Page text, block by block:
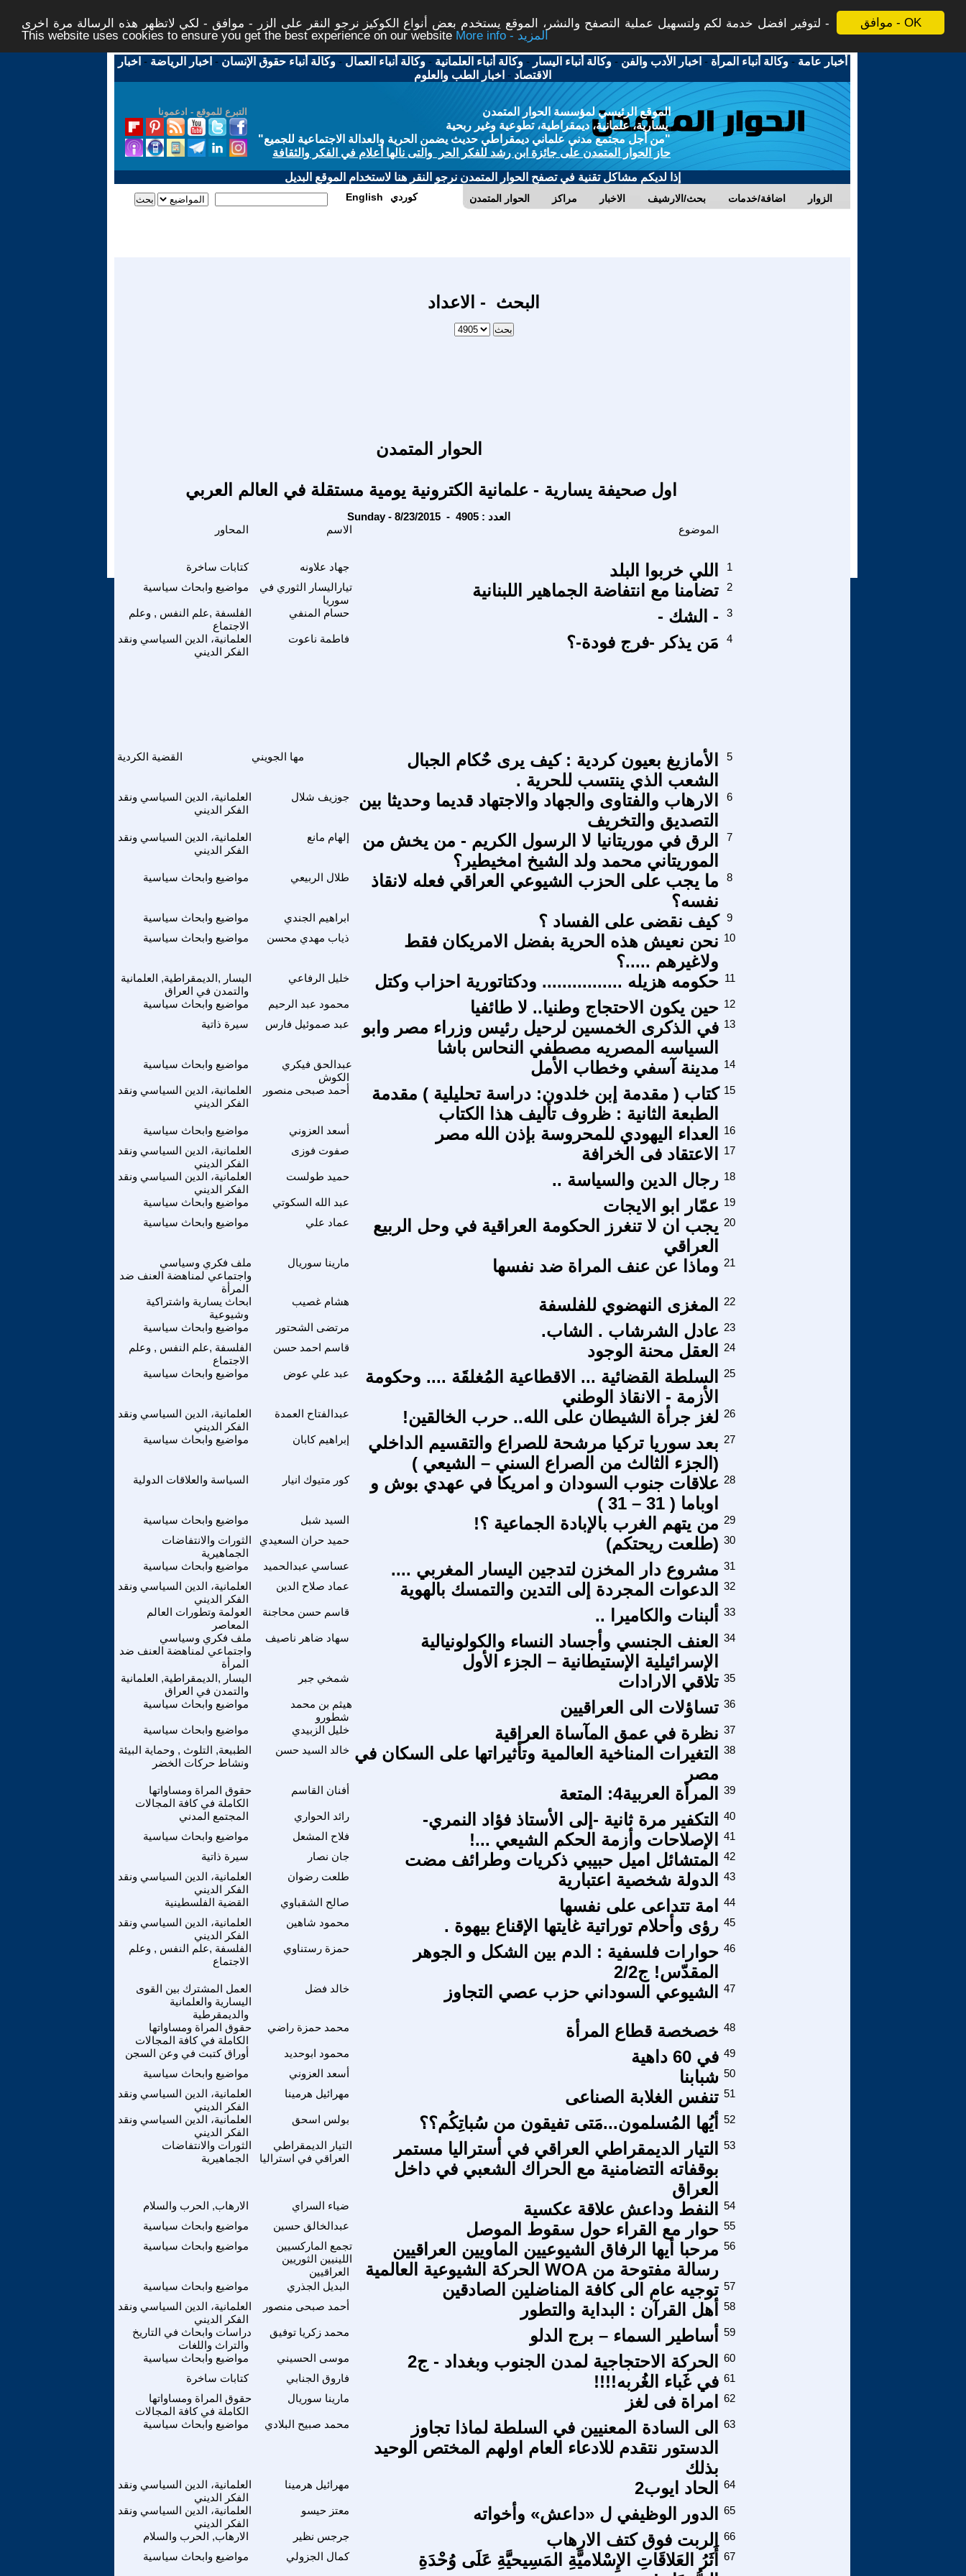
موافق - OK
لتوفير افضل خدمة لكم ولتسهيل عملية التصفح والنشر، الموقع يستخدم بعض أنواع الكوكيز نرجو النقر على الزر - موافق - لكي لاتظهر هذه الرسالة مرة اخرى -
This website uses cookies to ensure you get the best experience on our website
More info - المزيد
أخبار عامة -وكالة أنباء المرأة - اخبار الأدب والفن -وكالة أنباء اليسار -وكالة أنباء العلمانية -وكالة أنباء العمال -وكالة أنباء حقوق الإنسان - اخبار الرياضة - اخبار
الاقتصاد - اخبار الطب والعلوم
التبرع للموقع - ادعمونا
الموقع الرئيسي لمؤسسة الحوار المتمدن
يسارية، علمانية، ديمقراطية، تطوعية وغير ربحية
"من أجل مجتمع مدني علماني ديمقراطي حديث يضمن الحرية والعدالة الاجتماعية للجميع"
حاز الحوار المتمدن على جائزة ابن رشد للفكر الحر والتى نالها أعلام في الفكر والثقافة
إذا لديكم مشاكل تقنية في تصفح الحوار المتمدن نرجو النقر هنا لاستخدام الموقع البديل
الحوار المتمدن مراكز الاخبار بحث/الارشيف اضافة/خدمات الزوار English كوردي
البحث - الاعداد
الحوار المتمدن
اول صحيفة يسارية - علمانية الكترونية يومية مستقلة في العالم العربي
Sunday - 8/23/2015 - العدد : 4905
الاسم الموضوع
كتابات ساخرة جهاد علاونه اللي خربوا البلد
1
مواضيع وابحاث سياسية
تياراليسار الثوري في
سوريا
تضامنا مع انتفاضة الجماهير اللبنانية 2
الفلسفة ,علم النفس , وعلم
الاجتماع
حسام المنفي - الشك - 3
العلمانية، الدين السياسي ونقد
الفكر الديني
فاطمة ناعوت مَن يذكر -فرج فودة-؟ 4
القضية الكردية مها الجويني
الأمازيغ بعيون كردية : كيف يرى حٌكام الجبال
الشعب الذي ينتسب للحرية .
5
العلمانية، الدين السياسي ونقد
الفكر الديني
جوزيف شلال
الارهاب والفتاوى والجهاد والاجتهاد قديما وحديثا بين
التصديق والتخريف
6
العلمانية، الدين السياسي ونقد
الفكر الديني
إلهام مانع
الرق في موريتانيا لا الرسول الكريم - من يخش من
الموريتاني محمد ولد الشيخ امخيطير؟
7
مواضيع وابحاث سياسية طلال الربيعي
ما يجب على الحزب الشيوعي العراقي فعله لانقاذ
نفسه؟
8
مواضيع وابحاث سياسية ابراهيم الجندي كيف نقضى على الفساد ؟
9
مواضيع وابحاث سياسية
ذياب مهدي محسن
نحن نعيش هذه الحرية بفضل الامريكان فقط
ولاغيرهم .....؟
10
اليسار ,الديمقراطية, العلمانية
والتمدن في العراق
خليل الرفاعي حكومه هزيله ................ ودكتاتورية احزاب وكتل 11
مواضيع وابحاث سياسية محمود عبد الرحيم حين يكون الاحتجاج وطنيا.. لا طائفيا 12
سيرة ذاتية
عبد صموئيل فارس
في الذكرى الخمسين لرحيل رئيس وزراء مصر وابو
السياسه المصريه مصطفي النحاس باشا
13
مواضيع وابحاث سياسية
عبدالحق فيكري
الكوش
مدينة آسفي وخطاب الأمل 14
العلمانية، الدين السياسي ونقد
الفكر الديني
أحمد صبحى منصور
كتاب ( مقدمة إبن خلدون: دراسة تحليلية ) مقدمة
الطبعة الثانية : ظروف تأليف هذا الكتاب
15
مواضيع وابحاث سياسية أسعد العزوني العداء اليهودي للمحروسة بإذن الله مصر
16
العلمانية، الدين السياسي ونقد
الفكر الديني
صفوت فوزى الاعتقاد فى الخرافة 17
العلمانية، الدين السياسي ونقد
الفكر الديني
حميد طولست رجال الدين والسياسة .. 18
مواضيع وابحاث سياسية عبد الله السكوتي عمّار ابو الايجات 19
مواضيع وابحاث سياسية
عماد علي
يجب ان لا تنغرز الحكومة العراقية في وحل الربيع
العراقي
20
ملف فكري وسياسي
واجتماعي لمناهضة العنف ضد
المرأة
مارينا سوريال وماذا عن عنف المراة ضد نفسها 21
ابحاث يسارية واشتراكية
وشيوعية
هشام غصيب المغزى النهضوي للفلسفة 22
مواضيع وابحاث سياسية مرتضى الشحتور عادل الشرشاب . الشاب. 23
الفلسفة ,علم النفس , وعلم
الاجتماع
قاسم احمد حسن العقل محنة الوجود 24
مواضيع وابحاث سياسية عبد علي عوض
السلطة القضائية ... الاقطاعية المُغلقَة .... وحكومة
الأزمة - الانقاذ الوطني
25
العلمانية، الدين السياسي ونقد
الفكر الديني
عبدالفتاح العمدة لغز جرأة الشيطان على الله.. حرب الخالقين! 26
مواضيع وابحاث سياسية إبراهيم كابان
بعد سوريا تركيا مرشحة للصراع والتقسيم الداخلي
(الجزء الثالث من الصراع السني – الشيعي )
27
السياسة والعلاقات الدولية كور متيوك انيار
علاقات جنوب السودان و امريكا في عهدي بوش و
اوباما ( 31 – 31 )
28
مواضيع وابحاث سياسية السيد شبل من يتهم الغرب بالإبادة الجماعية ؟! 29
الثورات والانتفاضات
الجماهيرية
حميد حران السعيدي (طلعت ريحتكم) 30
مواضيع وابحاث سياسية عساسي عبدالحميد مشروع دار المخزن لتدجين اليسار المغربي .... 31
العلمانية، الدين السياسي ونقد
الفكر الديني
عماد صلاح الدين الدعوات المجردة إلى التدين والتمسك بالهوية 32
العولمة وتطورات العالم
المعاصر
قاسم حسن محاجنة ألبنات والكاميرا .. 33
ملف فكري وسياسي
واجتماعي لمناهضة العنف ضد
المرأة
سهاد ضاهر ناصيف
العنف الجنسي وأجساد النساء والكولونيالية
الإسرائيلية الإستيطانية – الجزء الأول
34
اليسار ,الديمقراطية, العلمانية
والتمدن في العراق
شمخي جبر تلاقي الارادات 35
مواضيع وابحاث سياسية
هيثم بن محمد
شطورو
تساؤلات الى العراقيين 36
مواضيع وابحاث سياسية خليل الزبيدي نظرة في عمق المآساة العراقية 37
الطبيعة, التلوث , وحماية البيئة
ونشاط حركات الخضر
خالد السيد حسن التغيرات المناخية العالمية وتأثيراتها على السكان في
مصر
38
حقوق المراة ومساواتها
الكاملة في كافة المجالات
أفنان القاسم المرأة العربية4: المتعة 39
المجتمع المدني رائد الحواري التكفير مرة ثانية -إلى الأستاذ فؤاد النمري-
40
مواضيع وابحاث سياسية
فلاح المشعل الإصلاحات وأزمة الحكم الشيعي ...!
41
سيرة ذاتية
جان نصار المتشائل اميل حبيبي ذكريات وطرائف مضت
42
العلمانية، الدين السياسي ونقد
الفكر الديني
طلعت رضوان الدولة شخصية اعتبارية 43
القضية الفلسطينية صالح الشقباوي امة تتداعى على نفسها
44
العلمانية، الدين السياسي ونقد
الفكر الديني
محمود شاهين رؤى وأحلام توراتية غايتها الإقناع بيهوة . 45
الفلسفة ,علم النفس , وعلم
الاجتماع
حمزة رستناوي
حوارات فلسفية : الدم بين الشكل و الجوهر
المقدّس! ج2/2
46
العمل المشترك بين القوى
اليسارية والعلمانية
والديمقرطية
خالد فضل الشيوعي السوداني حزب عصي التجاوز 47
حقوق المراة ومساواتها
الكاملة في كافة المجالات
محمد حمزة راضي خصخصة قطاع المرأة 48
أوراق كتبت في وعن السجن محمود ابوحديد في 60 داهية 49
مواضيع وابحاث سياسية
أسعد العزوني شبابنا 50
العلمانية، الدين السياسي ونقد
الفكر الديني
مهرائيل هرمينا تنفس الغلابة الصناعى 51
العلمانية، الدين السياسي ونقد
الفكر الديني
بولس اسحق أيُها المُسلمون...مَتى تفيقون من سُباتِكُم؟؟ 52
الثورات والانتفاضات
الجماهيرية
التيار الديمقراطي
العراقي في استراليا
التيار الديمقراطي العراقي في أستراليا مستمر
بوقفاته التضامنية مع الحراك الشعبي في داخل
العراق
53
الارهاب, الحرب والسلام ضياء السراي النفط وداعش علاقة عكسية
54
مواضيع وابحاث سياسية
عبدالخالق حسين حوار مع القراء حول سقوط الموصل 55
مواضيع وابحاث سياسية
تجمع الماركسيين
اللينيين الثوريين
العراقيين
مرحبا أيها الرفاق الشيوعيين الماويين العراقيين
رسالة مفتوحة من WOA الحركة الشيوعية العالمية
56
مواضيع وابحاث سياسية البديل الجذري توجيه عام الى كافة المناضلين الصادقين 57
العلمانية، الدين السياسي ونقد
الفكر الديني
أحمد صبحى منصور أهل القرآن : البداية والتطور 58
دراسات وابحاث في التاريخ
والتراث واللغات
محمد زكريا توفيق أساطير السماء – برج الدلو 59
مواضيع وابحاث سياسية موسى الحسيني الحركة الاحتجاجية لمدن الجنوب وبغداد - ج2
60
كتابات ساخرة
فاروق الجنابي في غَباء الغُربه!!!! 61
حقوق المراة ومساواتها
الكاملة في كافة المجالات
مارينا سوريال امراة فى لغز 62
مواضيع وابحاث سياسية محمد صبيح البلادي
الى السادة المعنيين في السلطة لماذا تجاوز
الدستور نتقدم للادعاء العام اولهم المختص الوحيد
بذلك
63
العلمانية، الدين السياسي ونقد
الفكر الديني
مهرائيل هرمينا الحاد ايوب2 64
العلمانية، الدين السياسي ونقد
الفكر الديني
معتز حيسو الدور الوظيفي ل «داعش» وأخواته 65
الارهاب, الحرب والسلام جرجس نظير الربت فوق كتف الارهاب
66
مواضيع وابحاث سياسية
كمال الجزولي
أَثَرُ العَلاقَاتِ الإِسْلاميَّةِ المَسِيحيََّةِ عَلَى وُحْدَةِ
67